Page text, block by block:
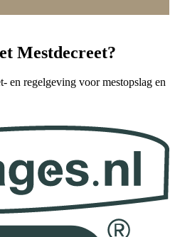
Mestdecreet?
en regelgeving voor mestopslag en